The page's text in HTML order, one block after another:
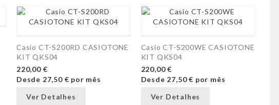
Casio CT-S200RD CASIOTONE
KIT QKS04
220,00 €
Desde 27,50 € por mês
Ver Detalhes
Casio CT-S200WE CASIOTONE
KIT QKS04
220,00 €
Desde 27,50 € por mês
Ver Detalhes